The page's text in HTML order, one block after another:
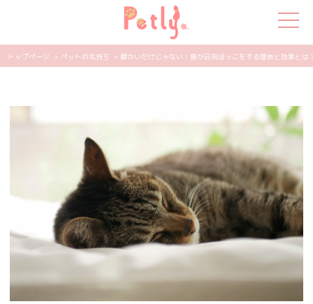
猫の特集
ペット用品
飼い主さんの悩み
ペットの気持ち
知って得する
エンタメ
トップページ > ペットの気持ち > 暖かいだけじゃない！猫が日向ぼっこをする理由と効果とは